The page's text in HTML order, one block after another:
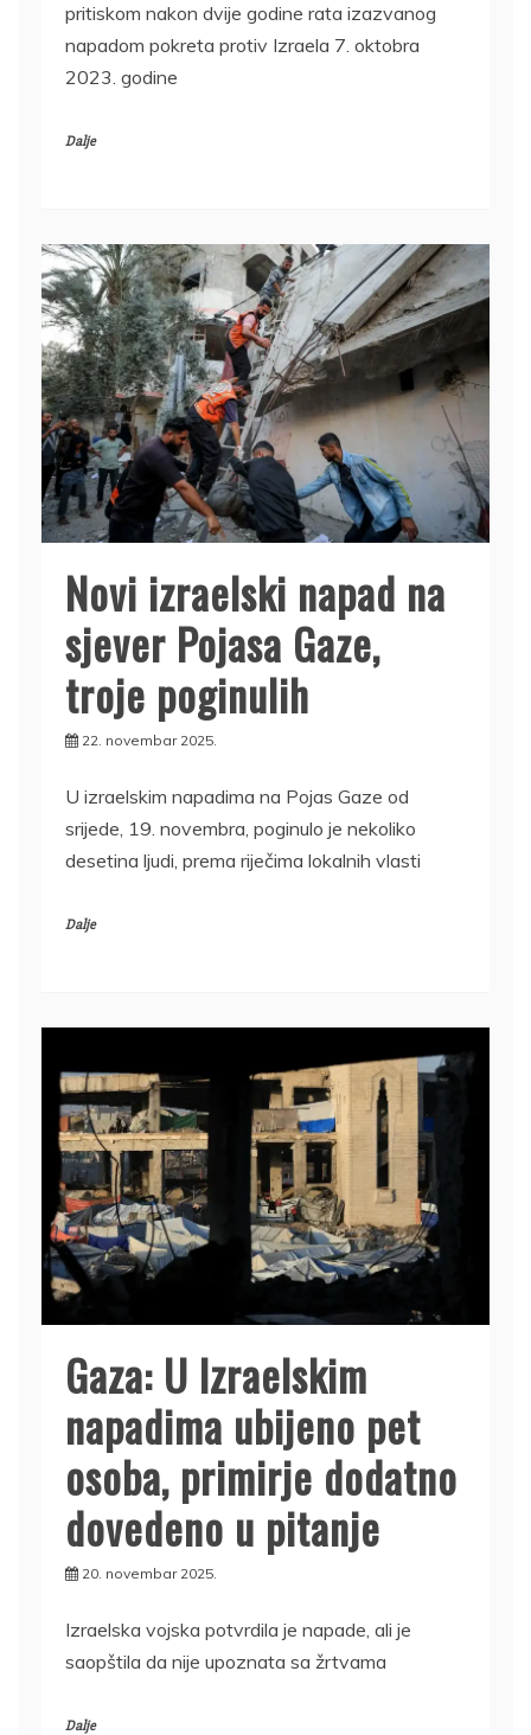
pritiskom nakon dvije godine rata izazvanog
napadom pokreta protiv Izraela 7. oktobra
2023. godine
Dalje
Novi izraelski napad na
sjever Pojasa Gaze,
troje poginulih
22. novembar 2025.
U izraelskim napadima na Pojas Gaze od
srijede, 19. novembra, poginulo je nekoliko
desetina ljudi, prema riječima lokalnih vlasti
Dalje
Gaza: U Izraelskim
napadima ubijeno pet
osoba, primirje dodatno
dovedeno u pitanje
20. novembar 2025.
Izraelska vojska potvrdila je napade, ali je
saopštila da nije upoznata sa žrtvama
Dalje